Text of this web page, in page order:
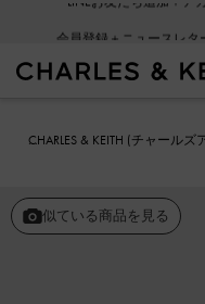
CHARLES & KEITH (チャール
似ている商品を見る